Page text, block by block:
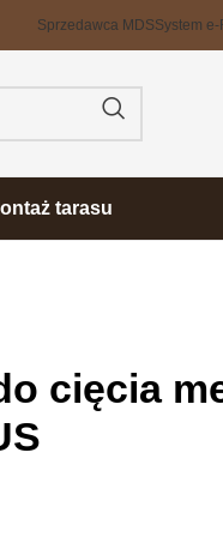
Sprzedawca MDSSystem
tarasu
cięcia